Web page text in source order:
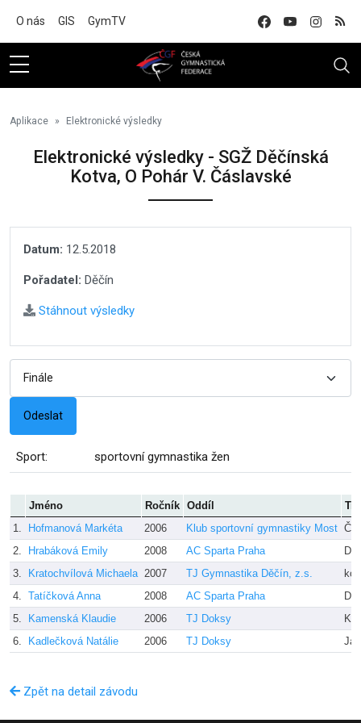
O nás GIS GymTV
Aplikace Elektronické výsledky
Elektronické výsledky - SGŽ Děčínská
Kotva, O Pohár V. Čáslavské
Datum: 12.5.2018
Pořadatel: Děčín
Stáhnout výsledky
Sport: sportovní gymnastika žen
Jméno Ročník Oddíl
1.
Hofmanová Markéta 2006 Klub sportovní gymnastiky Most
2.
Hrabáková Emily 2008 AC Sparta Praha
3.
Kratochvílová Michaela 2007 TJ Gymnastika Děčín, z.s.
4. Tatíčková Anna 2008 AC Sparta Praha
5.
Kamenská Klaudie 2006 TJ Doksy
6.
Kadlečková Natálie 2006 TJ Doksy
Zpět na detail závodu